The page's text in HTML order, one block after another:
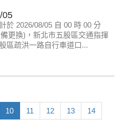
05
於 2026/08/05 自 00 時 00 分
更換)，新北市五股區交通指揮
區疏洪一路自行車道口...
10 11 12 13 14